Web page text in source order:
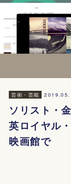
芸術・芸能
ソリスト・
英ロイヤル
映画館で